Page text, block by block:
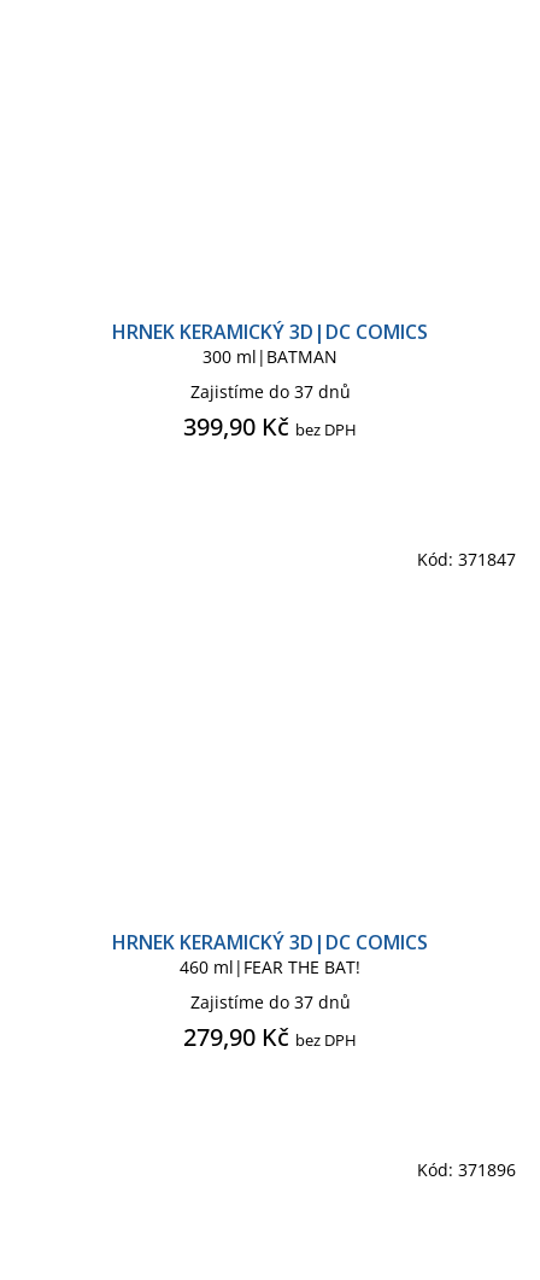
HRNEK KERAMICKÝ 3D|DC COMICS
300 ml|BATMAN
Zajistíme do 37 dnů
399,90 Kč bez DPH
HRNEK KERAMICKÝ 3D|DC COMICS
460 ml|FEAR THE BAT!
Zajistíme do 37 dnů
279,90 Kč bez DPH
Kód: 371847
Kód: 371896